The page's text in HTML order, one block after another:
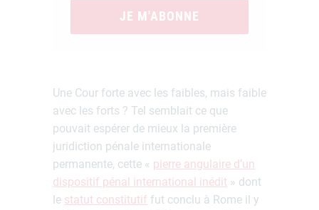
JE M'ABONNE
Une Cour forte avec les faibles, mais faible
avec les forts ? Tel semblait ce que
pouvait espérer de mieux la première
juridiction pénale internationale
permanente, cette « pierre angulaire d’un
dispositif pénal international inédit » dont
le statut constitutif fut conclu à Rome il y